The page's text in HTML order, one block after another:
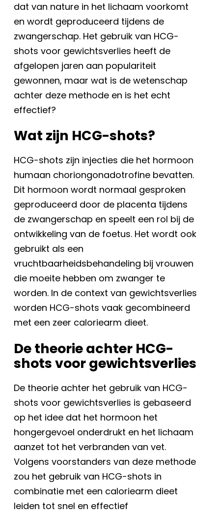
dat van nature in het lichaam voorkomt
en wordt geproduceerd tijdens de
zwangerschap. Het gebruik van HCG-
shots voor gewichtsverlies heeft de
afgelopen jaren aan populariteit
gewonnen, maar wat is de wetenschap
achter deze methode en is het echt
effectief?
Wat zijn HCG-shots?
HCG-shots zijn injecties die het hormoon
humaan choriongonadotrofine bevatten.
Dit hormoon wordt normaal gesproken
geproduceerd door de placenta tijdens
de zwangerschap en speelt een rol bij de
ontwikkeling van de foetus. Het wordt ook
gebruikt als een
vruchtbaarheidsbehandeling bij vrouwen
die moeite hebben om zwanger te
worden. In de context van gewichtsverlies
worden HCG-shots vaak gecombineerd
met een zeer caloriearm dieet.
De theorie achter HCG-
shots voor gewichtsverlies
De theorie achter het gebruik van HCG-
shots voor gewichtsverlies is gebaseerd
op het idee dat het hormoon het
hongergevoel onderdrukt en het lichaam
aanzet tot het verbranden van vet.
Volgens voorstanders van deze methode
zou het gebruik van HCG-shots in
combinatie met een caloriearm dieet
leiden tot snel en effectief